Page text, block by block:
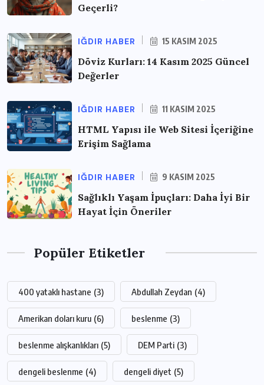
Geçerli?
IĞDIR HABER 15 KASIM 2025
Döviz Kurları: 14 Kasım 2025 Güncel
Değerler
IĞDIR HABER 11 KASIM 2025
HTML Yapısı ile Web Sitesi İçeriğine
Erişim Sağlama
IĞDIR HABER 9 KASIM 2025
Sağlıklı Yaşam İpuçları: Daha İyi Bir
Hayat İçin Öneriler
Popüler Etiketler
400 yataklı hastane (3) Abdullah Zeydan (4)
Amerikan doları kuru (6) beslenme (3)
beslenme alışkanlıkları (5) DEM Parti (3)
dengeli beslenme (4) dengeli diyet (5)